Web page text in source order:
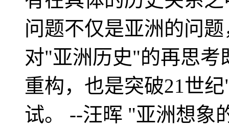
问题不仅是亚洲的问
对"亚洲历史"的再思考
重构，也是突破21世
试。 --汪晖 "亚洲想象